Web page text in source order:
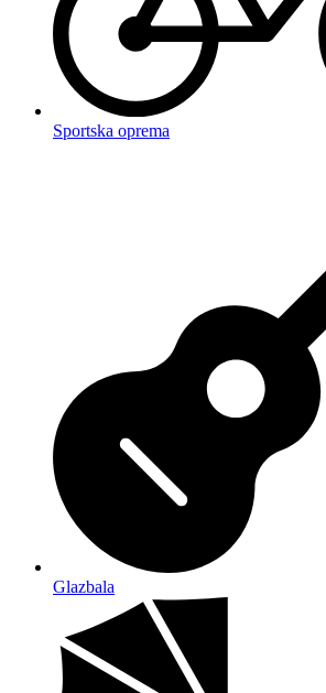
Sportska oprema
Glazbala